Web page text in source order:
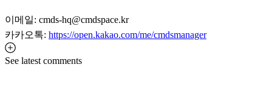
이메일: cmds-hq@cmdspace.kr
카카오톡: https://open.kakao.com/me/cmdsmanager
See latest comments